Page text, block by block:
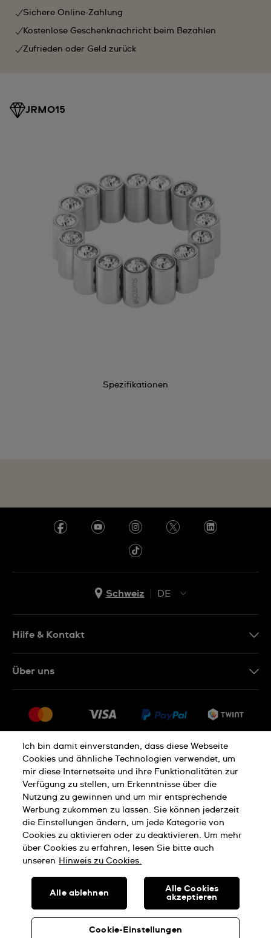
Sichere Online-Zahlung
Kostenlose Geschenknachricht beim Bezahlen
Zufrieden oder Geld zurück
JRM015
Spezifikationen
Schweiz
DE
IT
Hilfe & Kontakt
Rückgaberecht
Verkaufs- und Lieferbedingungen
Vertrag widerrufen
Über uns
Jobs
Datenschutzerklärung Cookies Hinweis
Nutzungsbedingungen Impressum
SWISS MADE
© SWATCH AG 2026, ALLE RECHTE VORBEHALTEN: SWISS
Ich bin damit einverstanden, dass diese Webseite
Cookies und ähnliche Technologien verwendet, um
mir diese Internetseite und ihre Funktionalitäten zur
Verfügung zu stellen, um Erkenntnisse über die
Nutzung zu gewinnen und um mir entsprechende
Werbung zukommen zu lassen. Sie können jederzeit
die Einstellungen ändern, um jede Kategorie von
Cookies zu aktivieren oder zu deaktivieren. Um mehr
über Cookies zu erfahren, lesen Sie bitte auch
unseren Hinweis zu Cookies.
Cookie-Einstellungen
Alle ablehnen
Alle Cookies
akzeptieren